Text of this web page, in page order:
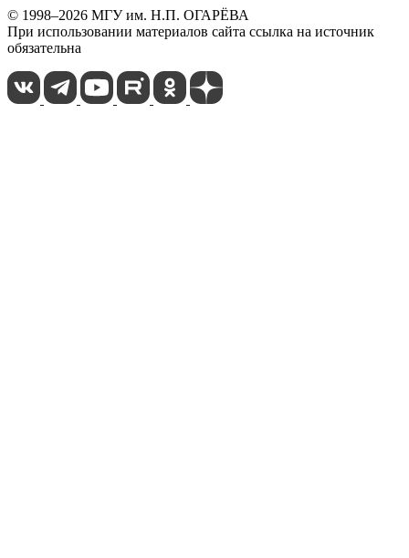
© 1998–2026 МГУ им. Н.П. ОГАРЁВА
При использовании материалов сайта ссылка на источник
обязательна